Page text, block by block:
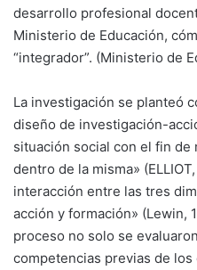
desarrollo profesional
Ministerio de Educación,
“integrador”. (Ministerio de
La investigación se planteó
diseño de investigación-
situación social con el fin de
dentro de la misma»
interacción entre las tres
acción y formación» (Lewin,
proceso no solo se
competencias previas de